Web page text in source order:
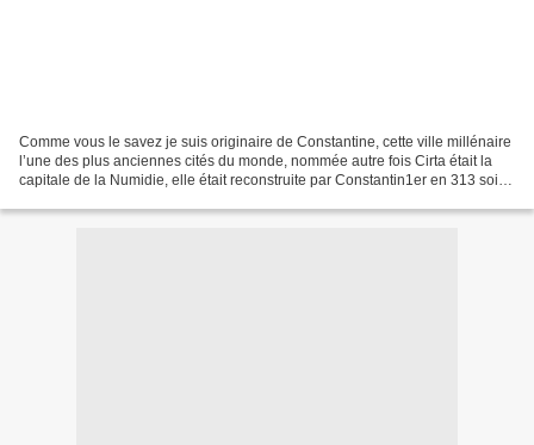
Comme vous le savez je suis originaire de Constantine, cette ville millénaire
l’une des plus anciennes cités du monde, nommée autre fois Cirta était la
capitale de la Numidie, elle était reconstruite par Constantin1er en 313 soit